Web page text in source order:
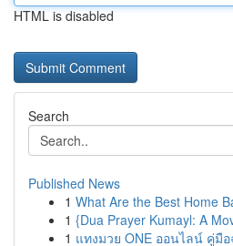
HTML is disabled
Search
Published News
1 What Are the Best Home
1 {Dua Prayer Kumayl: A
1 แทงมวย ONE ออนไลน์ คู่